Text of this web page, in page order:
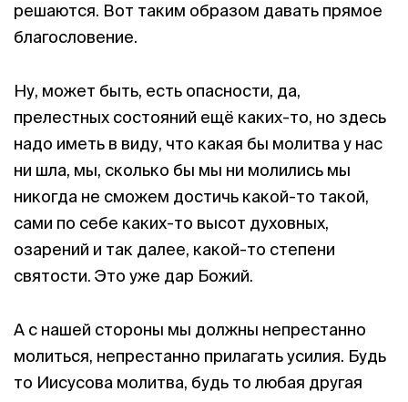
решаются. Вот таким образом давать прямое
благословение.
Ну, может быть, есть опасности, да,
прелестных состояний ещё каких-то, но здесь
надо иметь в виду, что какая бы молитва у нас
ни шла, мы, сколько бы мы ни молились мы
никогда не сможем достичь какой-то такой,
сами по себе каких-то высот духовных,
озарений и так далее, какой-то степени
святости. Это уже дар Божий.
А с нашей стороны мы должны непрестанно
молиться, непрестанно прилагать усилия. Будь
то Иисусова молитва, будь то любая другая